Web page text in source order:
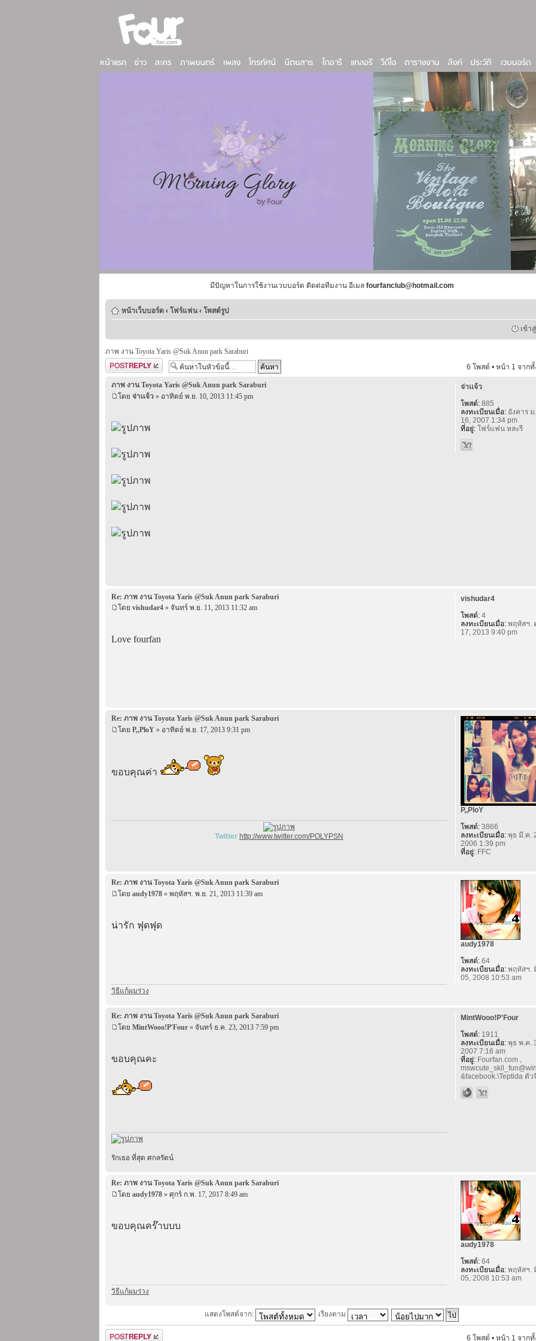
มีปัญหาในการใช้งานเวบบอร์ด ติดต่อทีมงาน อีเมล fourfanclub@hotmail.com
หน้าเว็บบอร์ด ‹ โฟร์แฟน ‹ โพสต์รูป
เข้า
ภาพ งาน Toyota Yaris @Suk Anun park Saraburi
ตอบกระทู้
6 โพสต์ • หน้า 1 จาก
ภาพ งาน Toyota Yaris @Suk Anun park Saraburi
โดย จ่าเเจ้ว » อาทิตย์ พ.ย. 10, 2013 11:45 pm
จ่าเเจ้ว
โพสต์:885
ลงทะเบียนเมื่อ:อังคาร ม
16, 2007 1:34 pm
ที่อยู่:โฟร์แฟน หละรี
Re: ภาพ งาน Toyota Yaris @Suk Anun park Saraburi
โดย vishudar4 » จันทร์ พ.ย. 11, 2013 11:32 am
Love fourfan
vishudar4
โพสต์:4
ลงทะเบียนเมื่อ:พฤหัสฯ.
17, 2013 9:40 pm
Re: ภาพ งาน Toyota Yaris @Suk Anun park Saraburi
โดย P,,PloY » อาทิตย์ พ.ย. 17, 2013 9:31 pm
ขอบคุณค่า
Twitter http://www.twitter.com/POLYPSN
P,,PloY
โพสต์:3866
ลงทะเบียนเมื่อ:พุธ มี.ค.
2006 1:39 pm
ที่อยู่:FFC
Re: ภาพ งาน Toyota Yaris @Suk Anun park Saraburi
โดย audy1978 » พฤหัสฯ. พ.ย. 21, 2013 11:39 am
น่ารัก ฟุดฟุด
วิธีแก้ผมร่วง
audy1978
โพสต์:64
ลงทะเบียนเมื่อ:พฤหัสฯ.
05, 2008 10:53 am
Re: ภาพ งาน Toyota Yaris @Suk Anun park Saraburi
โดย MintWooo!P'Four » จันทร์ ธ.ค. 23, 2013 7:59 pm
ขอบคุณคะ
รักเธอ ที่สุด ศกลรัตน์
MintWooo!P'Four
โพสต์:1911
ลงทะเบียนเมื่อ:พุธ พ.ค.
2007 7:16 am
ที่อยู่:Fourfan.com ,
&facebook.\Teptida ตัว
Re: ภาพ งาน Toyota Yaris @Suk Anun park Saraburi
โดย audy1978 » ศุกร์ ก.พ. 17, 2017 8:49 am
ขอบคุณคร๊าบบบ
วิธีแก้ผมร่วง
audy1978
โพสต์:64
ลงทะเบียนเมื่อ:พฤหัสฯ.
05, 2008 10:53 am
แสดงโพสต์จาก: เรียงตาม
ตอบกระทู้ 6 โพสต์ • หน้า 1 จาก